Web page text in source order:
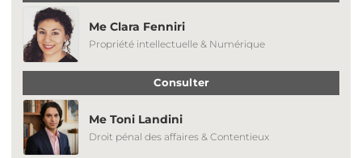
Me Clara Fenniri
Propriété intellectuelle & Numérique
Consulter
Me Toni Landini
Droit pénal des affaires & Contentieux